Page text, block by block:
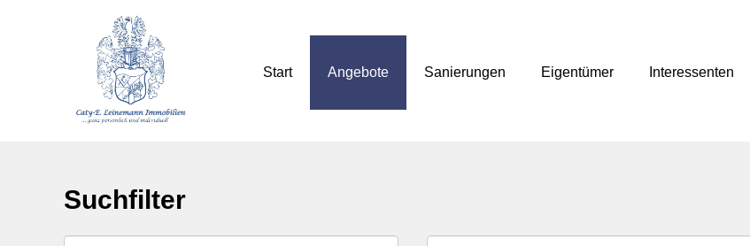
Start Angebote Sanierungen Eigentümer Interessenten
Suchfilter